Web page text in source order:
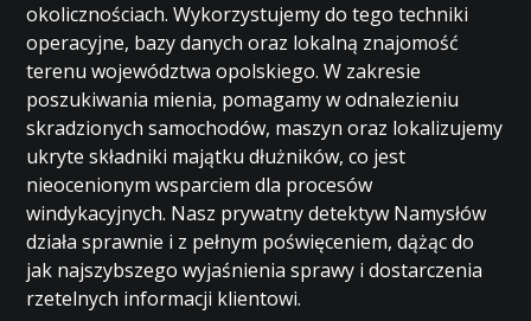
okolicznościach. Wykorzystujemy do tego techniki
operacyjne, bazy danych oraz lokalną znajomość
terenu województwa opolskiego. W zakresie
poszukiwania mienia, pomagamy w odnalezieniu
skradzionych samochodów, maszyn oraz lokalizujemy
ukryte składniki majątku dłużników, co jest
nieocenionym wsparciem dla procesów
windykacyjnych. Nasz prywatny detektyw Namysłów
działa sprawnie i z pełnym poświęceniem, dążąc do
jak najszybszego wyjaśnienia sprawy i dostarczenia
rzetelnych informacji klientowi.